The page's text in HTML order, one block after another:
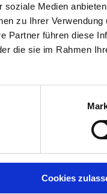
Medien
zu Ihrer Verwendung
Partner führen diese
die sie im Rahmen
Cookies